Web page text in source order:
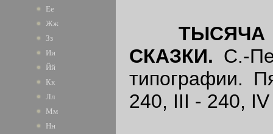
Ее
Жж
Зз
Ии
Йй
Кк
Лл
Мм
Нн
СКАЗКИ. С.-
типографии.
240, III - 240,